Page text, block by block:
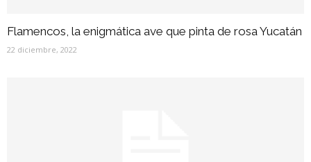
Flamencos, la enigmática ave que pinta de rosa Yucatán
22 diciembre, 2022